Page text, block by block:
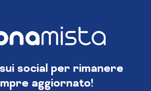
social per rimanere
aggiornato!